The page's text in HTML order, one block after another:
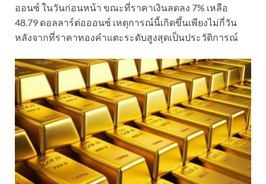
ออนซ์ ในวันก่อนหน้า ขณะที่ราคาเงินลดลง 7% เหลือ
48.79 ดอลลาร์ต่อออนซ์ เหตุการณ์นี้เกิดขึ้นเพียงไม่กี่วัน
หลังจากที่ราคาทองคำแตะระดับสูงสุดเป็นประวัติการณ์